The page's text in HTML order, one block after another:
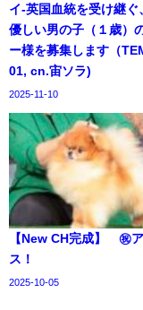
イ-英国血統を受け継ぐ
優しい男の子（１歳）
ー様を募集します（
01, cn.宙ソラ)
2025-11-10
【New CH完成】 ㊗
ス！
2025-10-05